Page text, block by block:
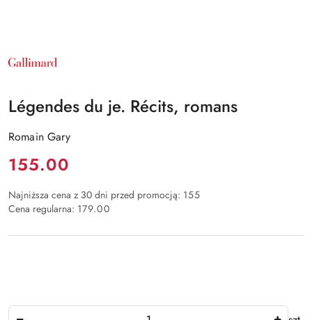
PRODUCENTA:
Légendes du je. Récits, romans
Romain Gary
Cena:
155.00
Najniższa cena z 30 dni przed promocją: 155
Cena regularna: 179.00